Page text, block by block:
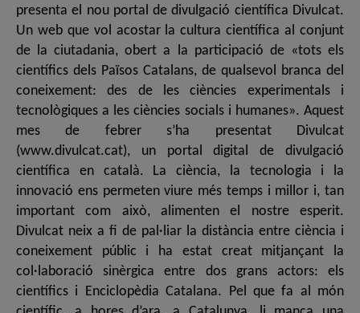
presenta el nou portal de divulgació científica Divulcat.
Un web que vol acostar la cultura científica al conjunt
de la ciutadania, obert a la participació de «tots els
científics dels Països Catalans, de qualsevol branca del
coneixement: des de les ciències experimentals i
tecnològiques a les ciències socials i humanes». Aquest
mes de febrer s’ha presentat Divulcat
(www.divulcat.cat), un portal digital de divulgació
científica en català. La ciència, la tecnologia i la
innovació ens permeten viure més temps i millor i, tan
important com això, alimenten el nostre esperit.
Divulcat neix a fi de pal·liar la distància entre ciència i
coneixement públic i ha estat creat mitjançant la
col·laboració sinèrgica entre dos grans actors: els
científics i Enciclopèdia Catalana. Pel que fa al món